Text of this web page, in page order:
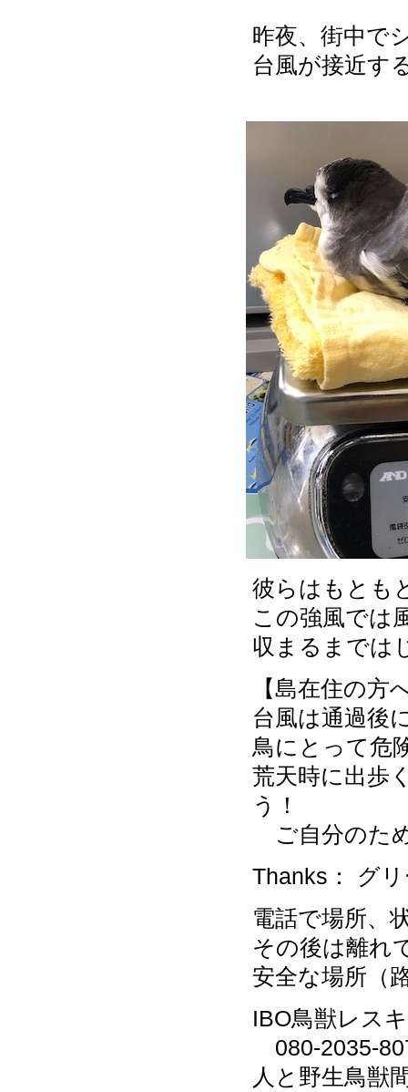
昨夜、街中で
台風が接近す
彼らはもとも
この強風では
収まるまでは
【島在住の方
台風は通過後
鳥にとって危
荒天時に出歩
う！
ご自分のた
Thanks： グ
電話で場所、
その後は離れ
安全な場所（
IBO鳥獣レス
080-2035-
人と野生鳥獣